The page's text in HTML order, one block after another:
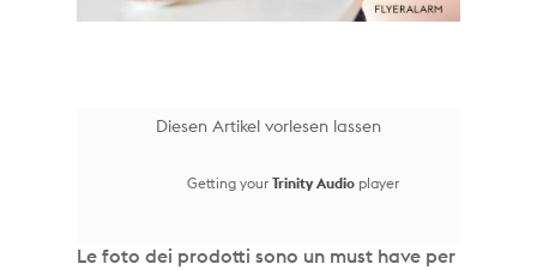
Diesen Artikel vorlesen lassen
Getting your Trinity Audio player
Le foto dei prodotti sono un must have per